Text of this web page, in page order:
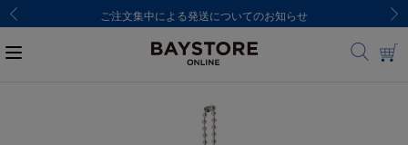
ご注文集中による発送についてのお知らせ